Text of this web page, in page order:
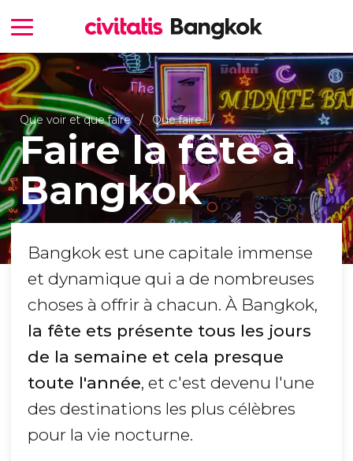
Que voir et que faire Que faire
Faire la fête à
Bangkok
Bangkok est une capitale immense
et dynamique qui a de nombreuses
choses à offrir à chacun. À Bangkok,
la fête ets présente tous les jours
de la semaine et cela presque
toute l'année, et c'est devenu l'une
des destinations les plus célèbres
pour la vie nocturne.